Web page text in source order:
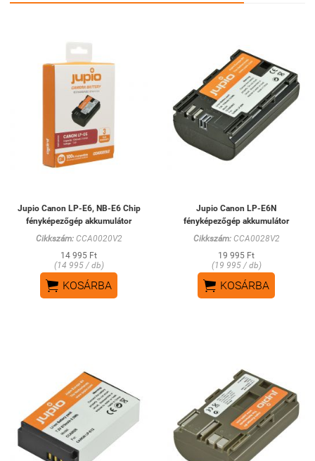
Jupio Canon LP-E6, NB-E6 Chip
fényképezőgép akkumulátor
Cikkszám:CCA0020V2
14 995 Ft
(14 995 / db)
 KOSÁRBA
Jupio Canon LP-E6N
fényképezőgép akkumulátor
Cikkszám:CCA0028V2
19 995 Ft
(19 995 / db)
 KOSÁRBA